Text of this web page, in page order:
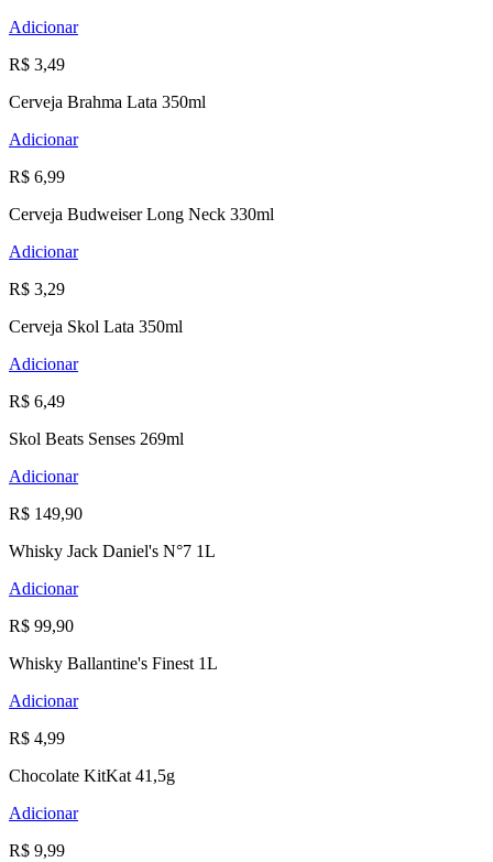
Adicionar
R$ 3,49
Cerveja Brahma Lata 350ml
Adicionar
R$ 6,99
Cerveja Budweiser Long Neck 330ml
Adicionar
R$ 3,29
Cerveja Skol Lata 350ml
Adicionar
R$ 6,49
Skol Beats Senses 269ml
Adicionar
R$ 149,90
Whisky Jack Daniel's N°7 1L
Adicionar
R$ 99,90
Whisky Ballantine's Finest 1L
Adicionar
R$ 4,99
Chocolate KitKat 41,5g
Adicionar
R$ 9,99